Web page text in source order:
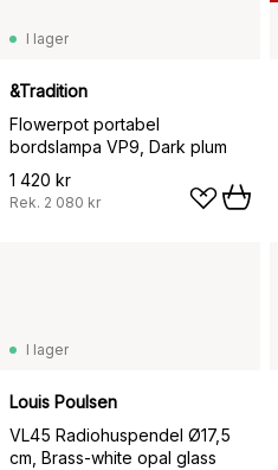
I lager
&Tradition
Flowerpot portabel
bordslampa VP9, Dark plum
1 420 kr
Rek. 2 080 kr
I lager
Louis Poulsen
VL45 Radiohuspendel Ø17,5
cm, Brass-white opal glass